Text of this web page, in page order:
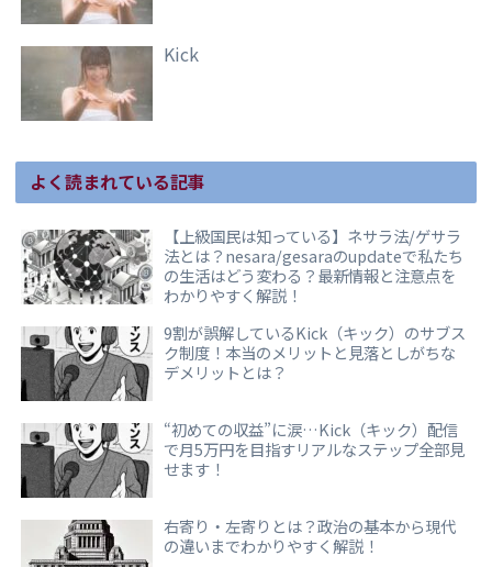
Kick
よく読まれている記事
【上級国民は知っている】ネサラ法/ゲサラ
法とは？nesara/gesaraのupdateで私たち
の生活はどう変わる？最新情報と注意点を
わかりやすく解説！
9割が誤解しているKick（キック）のサブス
ク制度！本当のメリットと見落としがちな
デメリットとは？
“初めての収益”に涙…Kick（キック）配信
で月5万円を目指すリアルなステップ全部見
せます！
右寄り・左寄りとは？政治の基本から現代
の違いまでわかりやすく解説！